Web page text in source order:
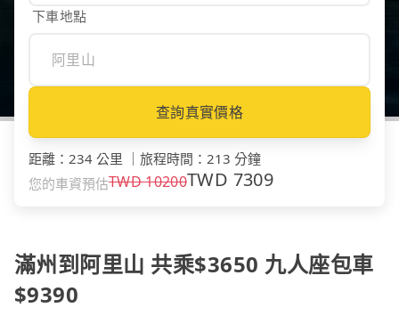
下車地點
查詢真實價格
距離 ： 234 公里 旅程時間 ： 213 分鐘
您的車資預估TWD10200TWD 7309
滿州到阿里山 共乘$3650 九人座包車
$9390